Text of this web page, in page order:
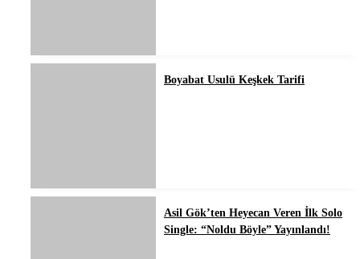
Boyabat Usulü Keşkek Tarifi
Asil Gök’ten Heyecan Veren İlk Solo
Single: “Noldu Böyle” Yayınlandı!